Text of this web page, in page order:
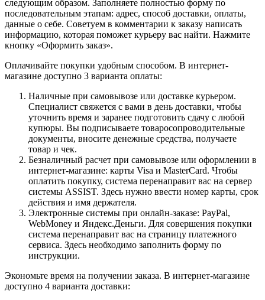
следующим образом. Заполняете полностью форму по
последовательным этапам: адрес, способ доставки, оплаты,
данные о себе. Советуем в комментарии к заказу написать
информацию, которая поможет курьеру вас найти. Нажмите
кнопку «Оформить заказ».
Оплачивайте покупки удобным способом. В интернет-
магазине доступно 3 варианта оплаты:
Наличные при самовывозе или доставке курьером.
Специалист свяжется с вами в день доставки, чтобы
уточнить время и заранее подготовить сдачу с любой
купюры. Вы подписываете товаросопроводительные
документы, вносите денежные средства, получаете
товар и чек.
Безналичный расчет при самовывозе или оформлении в
интернет-магазине: карты Visa и MasterCard. Чтобы
оплатить покупку, система перенаправит вас на сервер
системы ASSIST. Здесь нужно ввести номер карты, срок
действия и имя держателя.
Электронные системы при онлайн-заказе: PayPal,
WebMoney и Яндекс.Деньги. Для совершения покупки
система перенаправит вас на страницу платежного
сервиса. Здесь необходимо заполнить форму по
инструкции.
Экономьте время на получении заказа. В интернет-магазине
доступно 4 варианта доставки: